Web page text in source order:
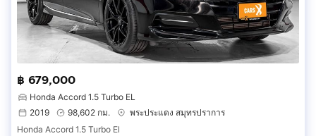
฿ 679,000
Honda Accord 1.5 Turbo EL
2019
98,602 กม.
พระประแดง สมุทรปราการ
Honda Accord 1.5 Turbo El